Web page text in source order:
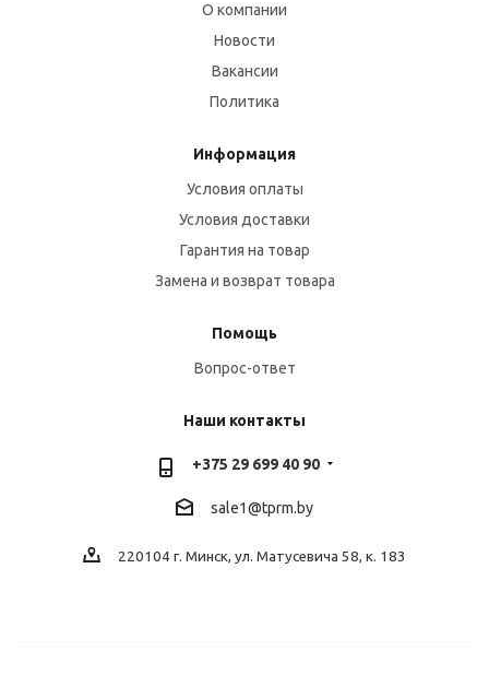
О компании
Новости
Вакансии
Политика
Информация
Условия оплаты
Условия доставки
Гарантия на товар
Замена и возврат товара
Помощь
Вопрос-ответ
Наши контакты
+375 29 699 40 90
sale1@tprm.by
220104 г. Минск, ул. Матусевича 58, к. 183